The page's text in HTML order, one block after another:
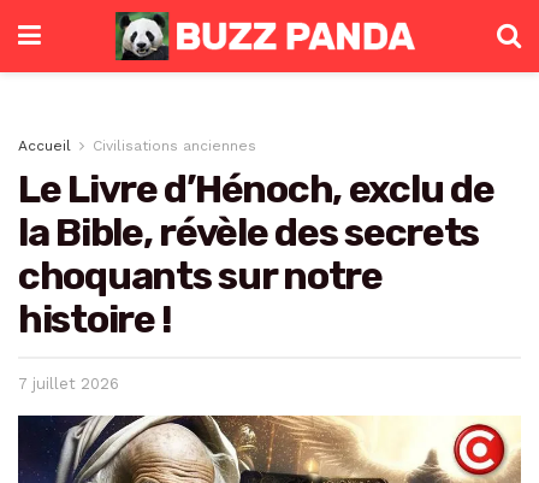
Accueil Civilisations anciennes
Le Livre d’Hénoch, exclu de
la Bible, révèle des secrets
choquants sur notre
histoire !
7 juillet 2026